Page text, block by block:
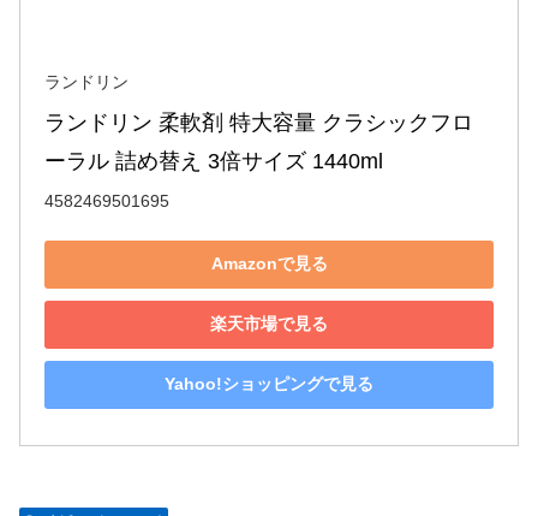
ランドリン
ランドリン 柔軟剤 特大容量 クラシックフロ
ーラル 詰め替え 3倍サイズ 1440ml
4582469501695
Amazonで見る
楽天市場で見る
Yahoo!ショッピングで見る